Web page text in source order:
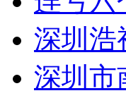
深圳浩
深圳市